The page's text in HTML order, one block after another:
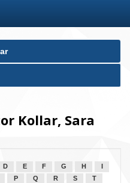
Kollar, Sara
D E F G H
P Q R S
T